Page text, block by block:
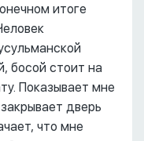
итоге
босой стоит на
Показывает мне
дверь
что мне